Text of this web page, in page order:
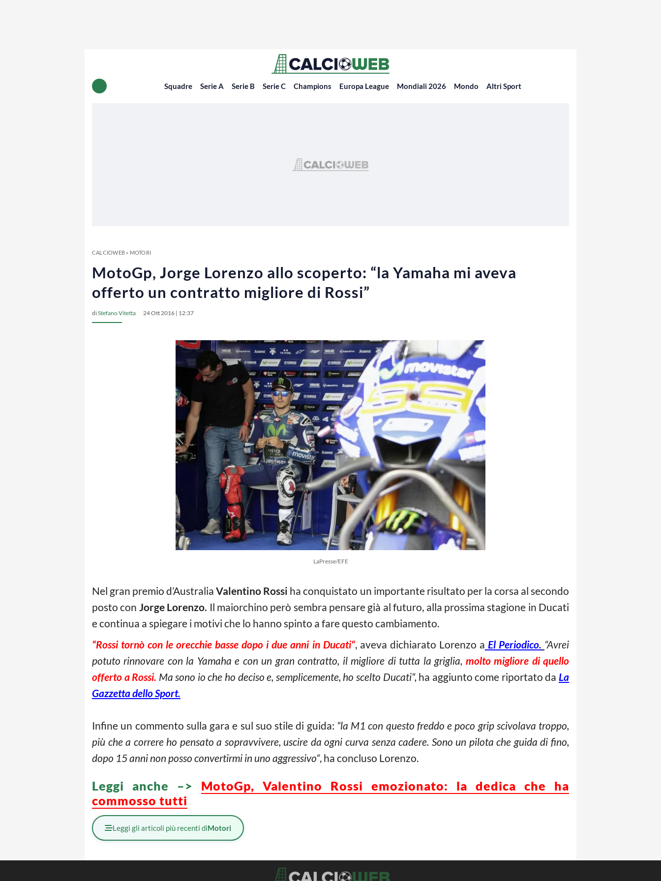
Squadre Serie A Serie B Serie C Champions Europa League Mondiali 2026 Mondo Altri Sport
CALCIOWEB» MOTORI
MotoGp, Jorge Lorenzo allo scoperto: “la Yamaha mi aveva
offerto un contratto migliore di Rossi”
diStefano Vitetta 24 Ott 2016 | 12:37
LaPresse/EFE
Nel gran premio d’AustraliaValentino Rossi ha conquistato un importante risultato per la corsa al secondo
posto con Jorge Lorenzo. Il maiorchino però sembra pensare già al futuro, alla prossima stagione in Ducati
e continua a spiegare i motivi che lo hanno spinto a fare questo cambiamento.
“Rossi tornò con le orecchie basse dopo i due anni in Ducati“, aveva dichiarato Lorenzo a El Periodico. “Avrei
potuto rinnovare con la Yamaha e con un gran contratto, il migliore di tutta la griglia, molto migliore di quello
offerto a Rossi. Ma sono io che ho deciso e, semplicemente, ho scelto Ducati“, ha aggiunto come riportato da La
Gazzetta dello Sport.
Infine un commento sulla gara e sul suo stile di guida: “la M1 con questo freddo e poco grip scivolava troppo,
più che a correre ho pensato a sopravvivere, uscire da ogni curva senza cadere. Sono un pilota che guida di fino,
dopo 15 anni non posso convertirmi in uno aggressivo“, ha concluso Lorenzo.
Leggi anche –>
MotoGp, Valentino Rossi emozionato: la dedica che ha
commosso tutti
Leggi gli articoli più recenti diMotori